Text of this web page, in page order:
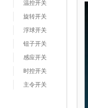
温控开关
旋转开关
浮球开关
钮子开关
感应开关
时控开关
主令开关